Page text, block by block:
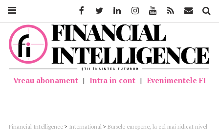
Vreau abonament | Intra in cont | Evenimentele FI
Financial Intelligence > International > Bursele europene, la cel mai ridicat nivel
FacebookTwitter LinkedinInstagramYoutube Feed Mail